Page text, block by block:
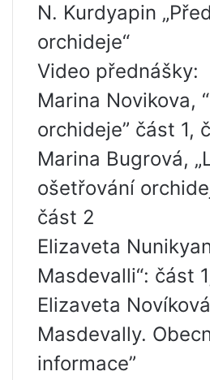
N. Kurdyapin
orchideje“
Video přednášky:
Marina Novikova,
orchideje” část 1,
Marina Bugrová,
ošetřování
část 2
Elizaveta
Masdevalli“: část
Elizaveta
Masdevally.
informace”